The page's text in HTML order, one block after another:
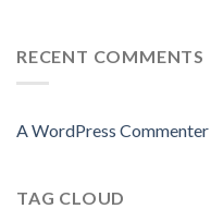
RECENT COMMENTS
A WordPress Commenter
TAG CLOUD